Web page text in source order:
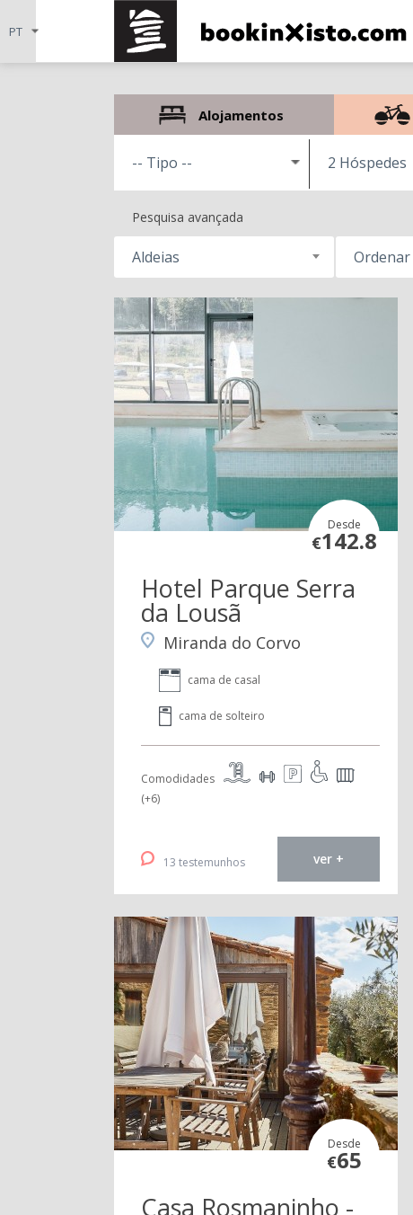
Alojamentos
2 Hóspedes
Pesquisa avançada
Aldeias Ordenar
Desde
€142.8
Hotel Parque Serra
da Lousã
Miranda do Corvo
cama de casal
cama de solteiro
Comodidades
(+6)
13 testemunhos ver +
Desde
€65
Casa Rosmaninho -